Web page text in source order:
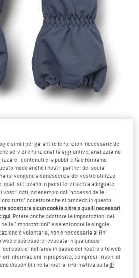
sui costi di spedizione. Si apre in
60% 60%
simili per garantire le funzioni necessarie del
servizi e funzionalità aggiuntive, analizziamo
i contenuti e la pubblicità e forniamo
modo anche i nostri partner dei social
vengono a conoscenza del vostro utilizzo
quali si trovano in paesi terzi senza adeguate
vostri dati, ad esempio dall'accesso delle
tutto” accettate che si proceda in questo
accettare alcun cookie oltre a quelli necessari
qui . Potete anche adattare le impostazioni dei
“Impostazioni” e selezionare le singole
è volontaria, non è necessaria ai fini
e può essere revocata in qualunque
cookie" nell'area in basso del nostro sito web
informazioni in proposito, compresi i rischi di
disponibili nella nostra informativa sulladi